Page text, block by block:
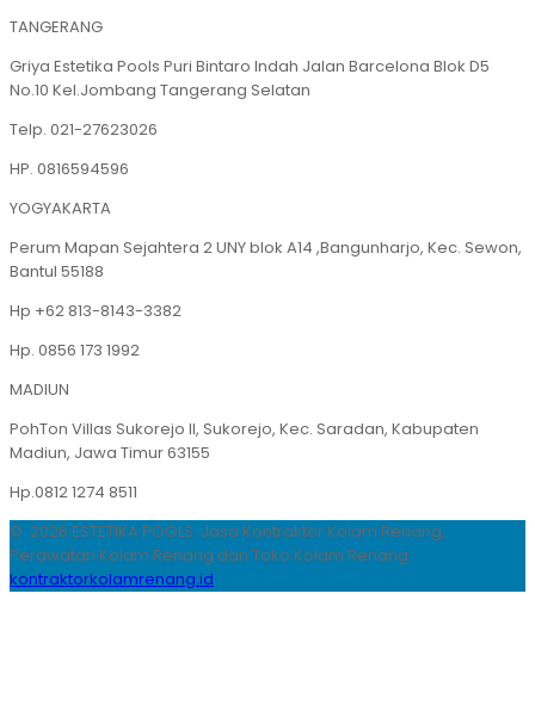
TANGERANG
Griya Estetika Pools Puri Bintaro Indah Jalan Barcelona Blok D5
No.10 Kel.Jombang Tangerang Selatan
Telp. 021-27623026
HP. 0816594596
YOGYAKARTA
Perum Mapan Sejahtera 2 UNY blok A14 ,Bangunharjo, Kec. Sewon,
Bantul 55188
Hp +62 813-8143-3382
Hp. 0856 173 1992
MADIUN
PohTon Villas Sukorejo II, Sukorejo, Kec. Saradan, Kabupaten
Madiun, Jawa Timur 63155
Hp.0812 1274 8511
© 2026 ESTETIKA POOLS. Jasa Kontraktor Kolam Renang,
Perawatan Kolam Renang dan Toko Kolam Renang
kontraktorkolamrenang.id.